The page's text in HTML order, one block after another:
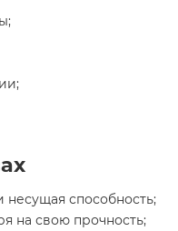
несущая способность;
на свою прочность;